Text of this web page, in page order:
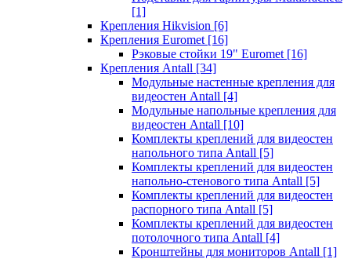
[1]
Крепления Hikvision [6]
Крепления Euromet [16]
Рэковые стойки 19" Euromet [16]
Крепления Antall [34]
Модульные настенные крепления для
видеостен Antall [4]
Модульные напольные крепления для
видеостен Antall [10]
Комплекты креплений для видеостен
напольного типа Antall [5]
Комплекты креплений для видеостен
напольно-стенового типа Antall [5]
Комплекты креплений для видеостен
распорного типа Antall [5]
Комплекты креплений для видеостен
потолочного типа Antall [4]
Кронштейны для мониторов Antall [1]